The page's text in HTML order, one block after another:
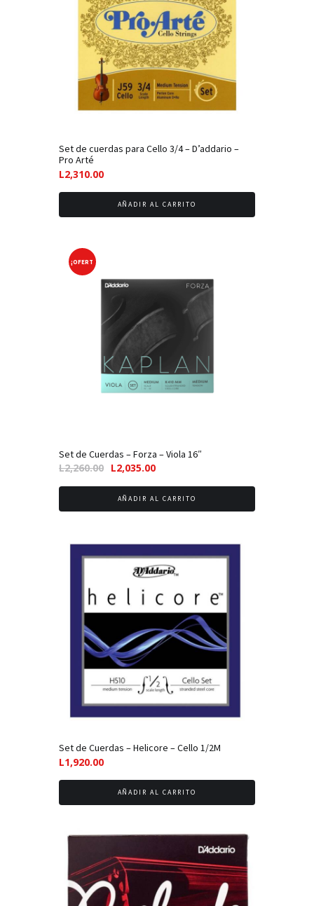
Set de cuerdas para Cello 3/4 – D’addario –
Pro Arté
L2,310.00
AÑADIR AL CARRITO
¡OFERT
Set de Cuerdas – Forza – Viola 16″
L2,260.00 El
original
era:
L2,035.00El
actual
es:
AÑADIR AL CARRITO
Set de Cuerdas – Helicore – Cello 1/2M
L1,920.00
AÑADIR AL CARRITO